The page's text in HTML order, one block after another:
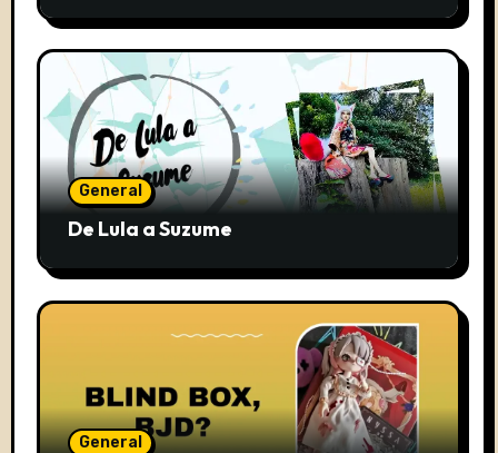
General
De Lula a Suzume
General